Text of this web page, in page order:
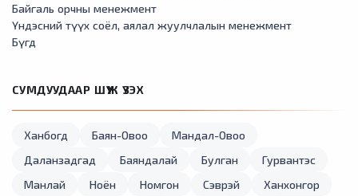
Байгаль орчны менежмент
Үндэсний түүх соёл, аялал жуулчлалын менежмент
Бүгд
СУМДУУДААР ШҮҮЖ ҮЗЭХ
Ханбогд Баян-Овоо
Мандал-Овоо
Даланзадгад
Баяндалай Булган
Гурвантэс
Манлай
Ноён Номгон Сэврэй
Ханхонгор